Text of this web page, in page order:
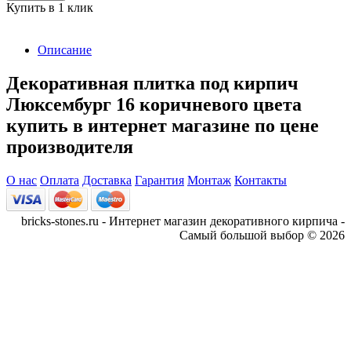
Купить в 1 клик
Описание
Декоративная плитка под кирпич
Люксембург 16 коричневого цвета
купить в интернет магазине по цене
производителя
О нас Оплата Доставка Гарантия Монтаж Контакты
bricks-stones.ru - Интернет магазин декоративного кирпича -
Самый большой выбор © 2026